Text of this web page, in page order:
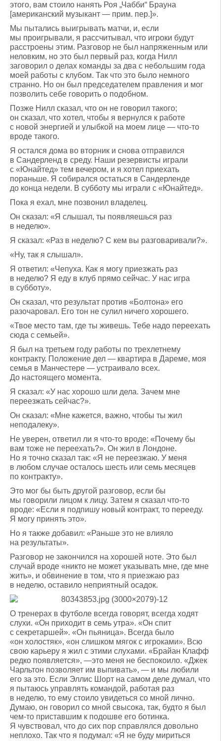
этого, вам стоило нанять Роя „Чабби“ Брауна
[американский музыкант — прим. пер.]».
Мы пытались выигрывать матчи, и, если
мы проигрывали, я рассчитывал, что игроки будут
расстроены этим. Разговор не был напряженным или
неловким, но это был первый раз, когда Нилл
заговорил о делах команды за два с небольшим года
моей работы с клубом. Так что это было немного
странно. Но он был председателем правления и мог
позволить себе говорить о подобном.
Позже Нилл сказал, что он не говорил такого;
он сказал, что хотел, чтобы я вернулся к работе
с новой энергией и улыбкой на моем лице — что-то
вроде такого.
Я остался дома во вторник и снова отправился
в Сандерленд в среду. Наши резервисты играли
с «Юнайтед» тем вечером, и я хотел приехать
пораньше. Я собирался остаться в Сандерленде
до конца недели. В субботу мы играли с «Юнайтед».
Пока я ехал, мне позвонил владелец.
Он сказал: «Я слышал, ты появляешься раз
в неделю».
Я сказал: «Раз в неделю? С кем вы разговаривали?».
«Ну, так я слышал».
Я ответил: «Чепуха. Как я могу приезжать раз
в неделю? Я еду в клуб прямо сейчас. У нас игра
в субботу».
Он сказал, что результат против «Болтона» его
разочаровал. Его тон не сулил ничего хорошего.
«Твое место там, где ты живешь. Тебе надо переехать
сюда с семьей».
Я был на третьем году работы по трехлетнему
контракту. Положение дел — квартира в Дареме, моя
семья в Манчестере — устраивало всех.
До настоящего момента.
Я сказал: «У нас хорошо шли дела. Зачем мне
переезжать сейчас?».
Он сказал: «Мне кажется, важно, чтобы ты жил
неподалеку».
Не уверен, ответил ли я что-то вроде: «Почему бы
вам тоже не переехать?». Он жил в Лондоне.
Но я точно сказал так: «Я не переезжаю. У меня
в любом случае осталось шесть или семь месяцев
по контракту».
Это мог бы быть другой разговор, если бы
мы говорили лицом к лицу. Затем я сказал что-то
вроде: «Если я подпишу новый контракт, то перееду.
Я могу принять это».
Но я также добавил: «Раньше это не влияло
на результаты».
Разговор не закончился на хорошей ноте. Это был
случай вроде «никто не может указывать мне, где мне
жить», и обвинение в том, что я приезжаю раз
в неделю, оставило неприятный осадок.
О тренерах в футболе всегда говорят, всегда ходят
слухи. «Он приходит в семь утра». «Он спит
с секретаршей». «Он пьяница». Всегда было
«он холостяк», «он слишком мягок с игроками». Всю
свою карьеру я жил с этими слухами. «Брайан Клафф
редко появляется», —это меня не беспокоило. «Джек
Чарльтон позволяет им выпивать», — и мы любили
его за это. Если Эллис Шорт на самом деле думал, что
я пытаюсь управлять командой, работая раз
в неделю, то ему стоило увидеться со мной лично.
Думаю, он говорил со мной свысока, так, будто я был
чем-то приставшим к подошве его ботинка.
Я чувствовал, что до сих пор справлялся довольно
неплохо. Так что я подумал: «Я не буду мириться